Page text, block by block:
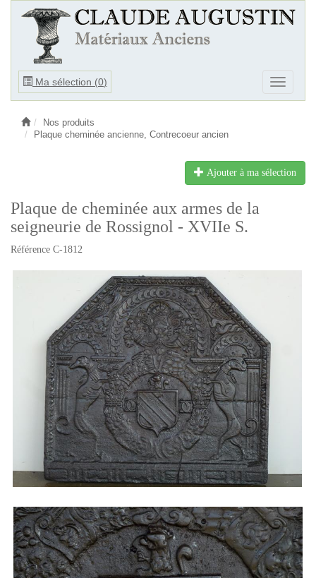
Ma sélection (0)
Ouvrir
Ouvrir
le
Nos produits
Plaque cheminée ancienne, Contrecoeur ancien
Ajouter à ma sélection
Plaque de cheminée aux armes de la
seigneurie de Rossignol - XVIIe S.
Référence C-1812